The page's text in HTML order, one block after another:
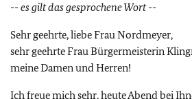
-- es gilt das gesprochene Wort --
Sehr geehrte, liebe Frau Nordmeyer,
sehr geehrte Frau Bürgermeisterin
meine Damen und Herren!
Ich freue mich sehr, heute Abend bei